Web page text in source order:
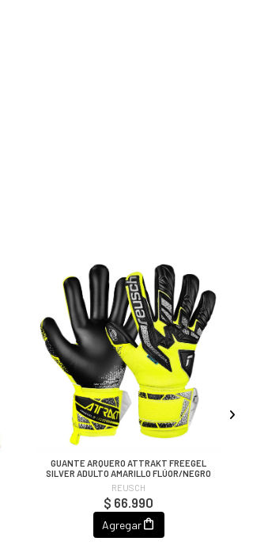
GUANTE ARQUERO ATTRAKT FREEGEL
SILVER ADULTO AMARILLO FLÚOR/NEGRO
REUSCH
$ 66.990
Agregar